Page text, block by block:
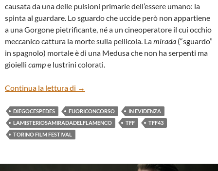
causata da una delle pulsioni primarie dell’essere umano: la
spinta al guardare. Lo sguardo che uccide però non appartiene
a una Gorgone pietrificante, né a un cineoperatore il cui occhio
meccanico cattura la morte sulla pellicola. Lamirada (“sguardo”
in spagnolo) mortale è di una Medusa che non ha serpenti ma
gioielli campe lustrini colorati.
Continua la lettura di “LA MISTERIOSA MIRADA DEL
→
DIEGOCESPEDES FUORICONCORSO
IN EVIDENZA
LAMISTERIOSAMIRADADELFLAMENCO
TFF
TFF43
TORINO FILM FESTIVAL